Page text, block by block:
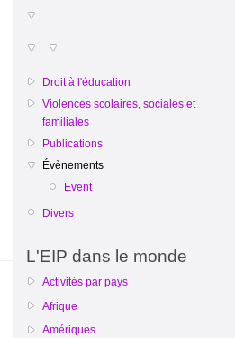
Droit à l'éducation
Violences scolaires, sociales et
familiales
Publications
Évènements
Event
Divers
L'EIP dans le monde
Activités par pays
Afrique
Amériques